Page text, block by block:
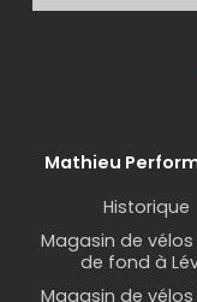
Mathieu
Historique
Magasin de vélos
de fond à
Magasin de vélos